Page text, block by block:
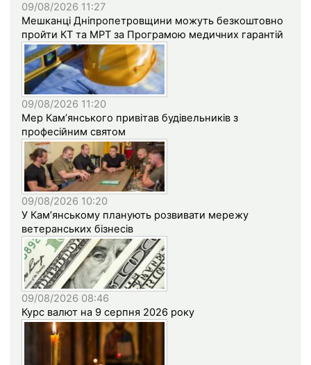
09/08/2026 11:27
Мешканці Дніпропетровщини можуть безкоштовно
пройти КТ та МРТ за Програмою медичних гарантій
09/08/2026 11:20
Мер Кам’янського привітав будівельників з
професійним святом
09/08/2026 10:20
У Кам’янському планують розвивати мережу
ветеранських бізнесів
09/08/2026 08:46
Курс валют на 9 серпня 2026 року